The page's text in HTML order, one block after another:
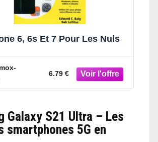
6, 6s Et 7 Pour Les Nuls
6.79 €
Galaxy S21 Ultra – Les
smartphones 5G en